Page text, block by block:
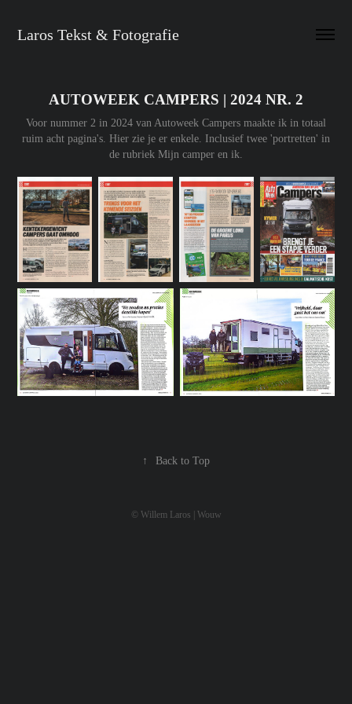
Laros Tekst & Fotografie
AUTOWEEK CAMPERS | 2024 NR. 2
Voor nummer 2 in 2024 van Autoweek Campers maakte ik in totaal
ruim acht pagina's. Hier zie je er enkele. Inclusief twee 'portretten' in
de rubriek Mijn camper en ik.
↑ Back to Top
© Willem Laros | Wouw